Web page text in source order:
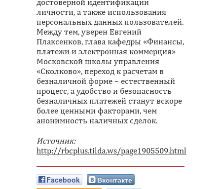
достоверной идентификации
личности, а также использования
персональных данных пользователей.
Между тем, уверен Евгений
Плаксенков, глава кафедры «Финансы,
платежи и электронная коммерция»
Московской школы управления
«Сколково», переход к расчетам в
безналичной форме – естественный
процесс, а удобство и безопасность
безналичных платежей станут вскоре
более ценными факторами, чем
анонимность наличных сделок.
Источник:
http://rbcplus.tilda.ws/page1905509.html
Facebook
Вконтакте